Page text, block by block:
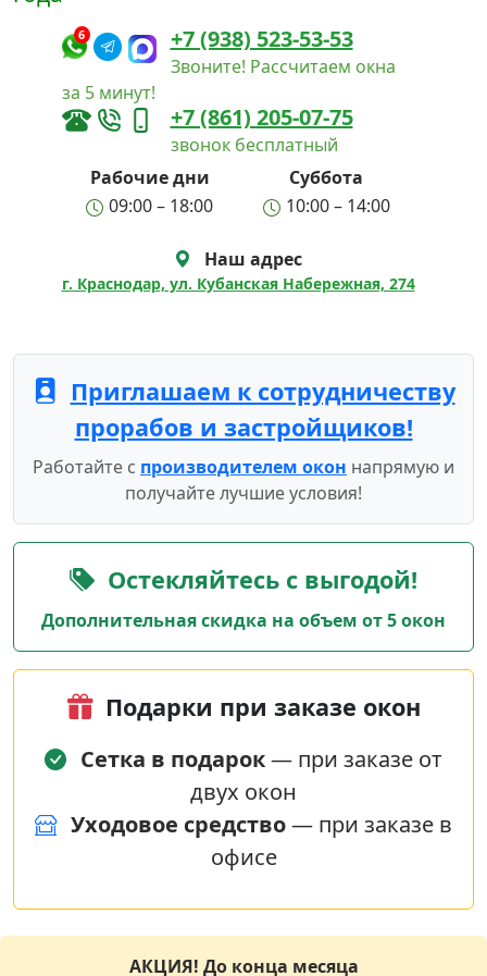
6 +7 (938) 523-53-53
Звоните! Рассчитаем окна
за 5 минут!
+7 (861) 205-07-75
звонок бесплатный
Рабочие дни
Суббота
09:00 – 18:00
10:00 – 14:00
Наш адрес
г. Краснодар, ул. Кубанская Набережная, 274
Приглашаем к сотрудничеству
прорабов и застройщиков!
Работайте с производителем окон напрямую и
получайте лучшие условия!
Остекляйтесь с выгодой!
Дополнительная скидка на объем от 5 окон
Подарки при заказе окон
Сетка в подарок— при заказе от
двух окон
Уходовое средство— при заказе в
офисе
АКЦИЯ! До конца месяца